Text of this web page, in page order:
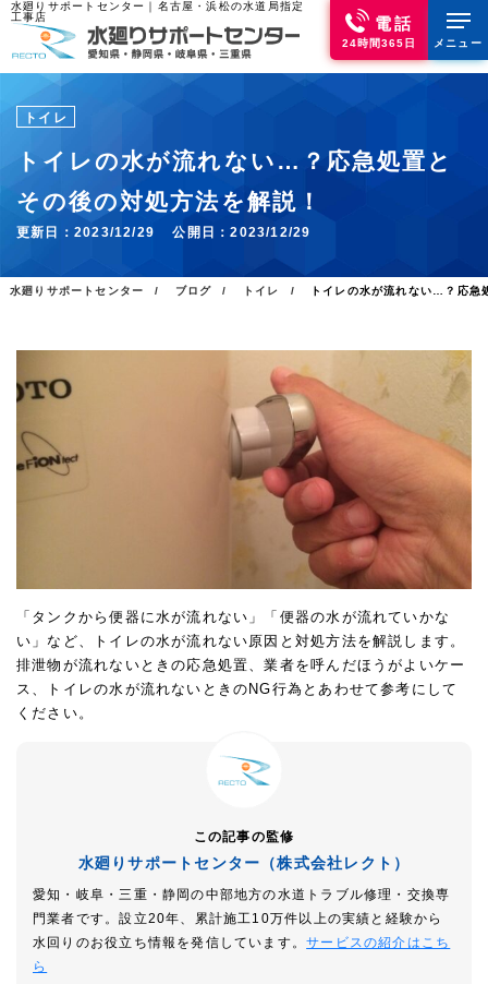
水廻りサポートセンター｜名古屋・浜松の水道局指定
工事店
電話
24時間365日 メニュー
トイレ
トイレの水が流れない…？応急処置と
その後の対処方法を解説！
更新日： 2023/12/29 公開日：2023/12/29
水廻りサポートセンター ブログ トイレ トイレの水が流れない…？応急
「タンクから便器に水が流れない」「便器の水が流れていかな
い」など、トイレの水が流れない原因と対処方法を解説します。
排泄物が流れないときの応急処置、業者を呼んだほうがよいケー
ス、トイレの水が流れないときのNG行為とあわせて参考にして
ください。
この記事の監修
水廻りサポートセンター（株式会社レクト）
愛知・岐阜・三重・静岡の中部地方の水道トラブル修理・交換専
門業者です。設立20年、累計施工10万件以上の実績と経験から
水回りのお役立ち情報を発信しています。サービスの紹介はこち
ら